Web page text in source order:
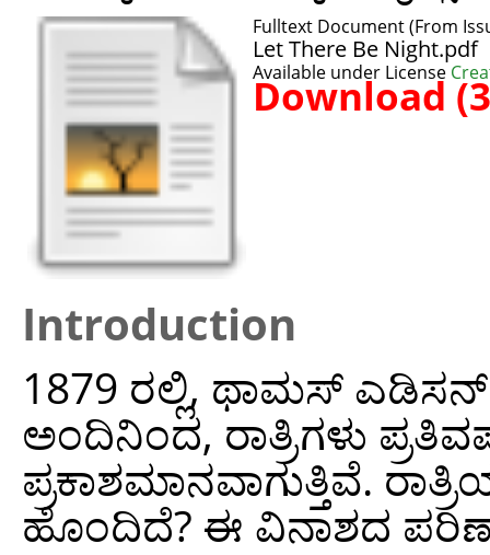
Fulltext Document (From
Let There Be Night.pdf
Available under License
Download
Introduction
1879 ರಲ್ಲಿ, ಥಾಮಸ್ ಎಡಿಸನ್
ಅಂದಿನಿಂದ, ರಾತ್ರಿಗಳು
ಪ್ರಕಾಶಮಾನವಾಗುತ್ತಿವೆ.
ಹೊಂದಿದೆ? ಈ ವಿನಾಶದ